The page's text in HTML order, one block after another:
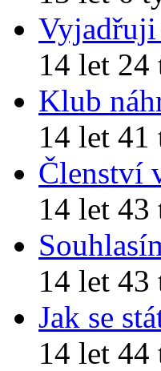
Vyjadřuji
14 let 24
Klub
14 let 41
Členství
14 let 43
14 let 43
Jak se
14 let 44